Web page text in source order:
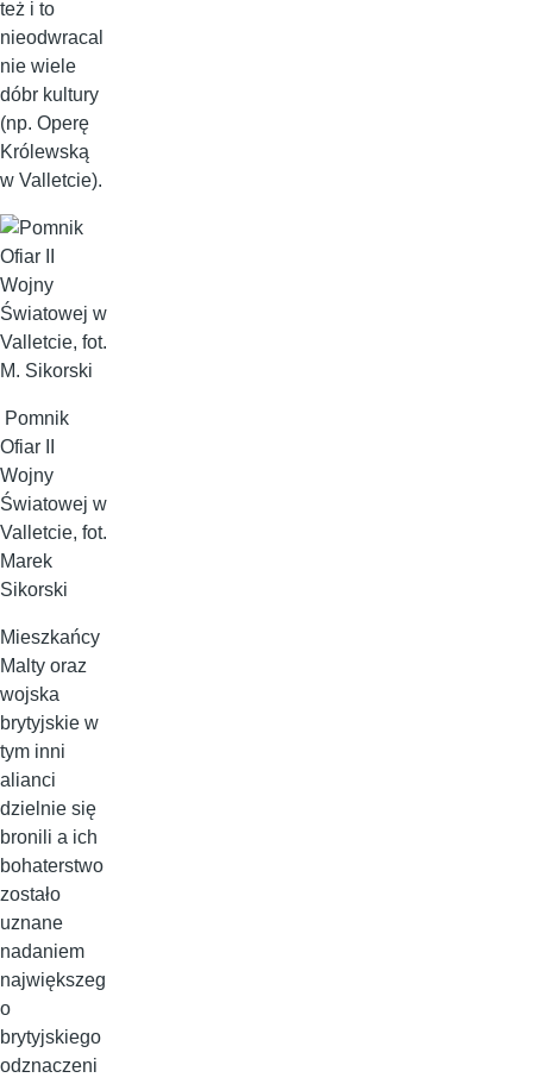
też i to
nieodwracal
nie wiele
dóbr kultury
(np. Operę
Królewską
w Valletcie).
Pomnik
Ofiar II
Wojny
Światowej w
Valletcie, fot.
Marek
Sikorski
Mieszkańcy
Malty oraz
wojska
brytyjskie w
tym inni
alianci
dzielnie się
bronili a ich
bohaterstwo
zostało
uznane
nadaniem
największeg
o
brytyjskiego
odznaczeni